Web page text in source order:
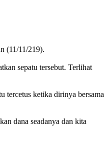
(11/11/219).
sepatu tersebut. Terlihat
tercetus ketika dirinya bersama
dana seadanya dan kita